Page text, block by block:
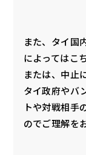
また、タイ国
によってはこ
または、中止
タイ政府やバ
トや対戦相手
のでご理解を